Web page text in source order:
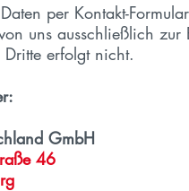
per Kontakt-
uns ausschließlich
erfolgt nicht.
GmbH
46